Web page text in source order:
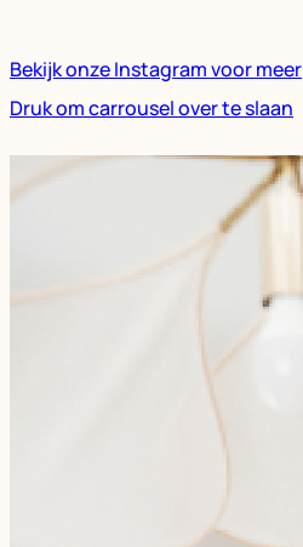
Bekijk onze Instagram voor meer
Druk om carrousel over te slaan